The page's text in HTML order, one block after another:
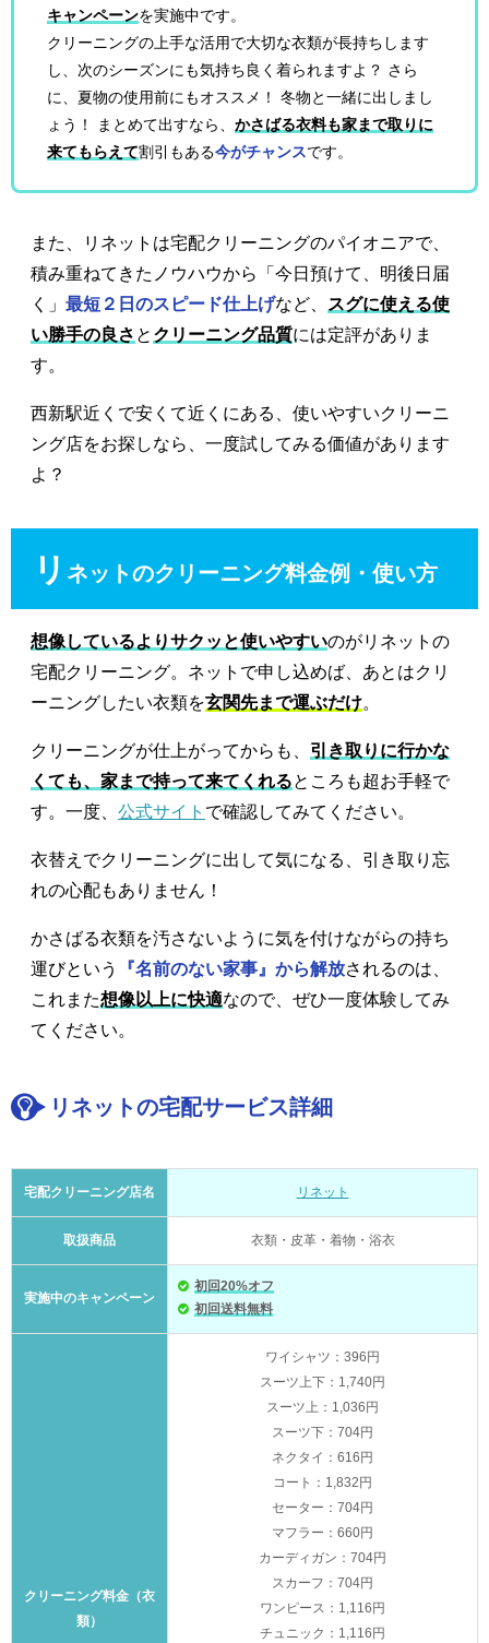
キャンペーンを実施中です。
クリーニングの上手な活用で大切な衣類が長持ちします
し、次のシーズンにも気持ち良く着られますよ？ さら
に、夏物の使用前にもオススメ！ 冬物と一緒に出しまし
ょう！ まとめて出すなら、かさばる衣料も家まで取りに
来てもらえて割引もある今がチャンスです。
また、リネットは宅配クリーニングのパイオニアで、
積み重ねてきたノウハウから「今日預けて、明後日届
く」 最短２日のスピード仕上げなど、
スグに使える使
い勝手の良さ と クリーニング品質には定評がありま
す。
西新駅近くで安くて近くにある、使いやすいクリーニ
ング店をお探しなら、一度試してみる価値があります
よ？
リ ネットのクリーニング料金例・使い方
想像しているよりサクッと使いやすいのがリネットの
宅配クリーニング。ネットで申し込めば、あとはクリ
ーニングしたい衣類を玄関先まで運ぶだけ。
クリーニングが仕上がってからも、 引き取りに行かな
くても、家まで持って来てくれるところも超お手軽で
す。一度、 公式サイト で確認してみてください。
衣替えでクリーニングに出して気になる、引き取り忘
れの心配もありません！
かさばる衣類を汚さないように気を付けながらの持ち
運びという
『名前のない家事』から解放されるのは、
これまた想像以上に快適なので、ぜひ一度体験してみ
てください。
リネットの宅配サービス詳細
宅配クリーニング店名 リネット
取扱商品 衣類・皮革・着物・浴衣
実施中のキャンペーン
初回20%オフ
初回送料無料
クリーニング料金（衣
類）
ワイシャツ：396円
スーツ上下：1,740円
スーツ上：1,036円
スーツ下：704円
ネクタイ：616円
コート：1,832円
セーター：704円
マフラー：660円
カーディガン：704円
スカーフ：704円
ワンピース：1,116円
チュニック：1,116円